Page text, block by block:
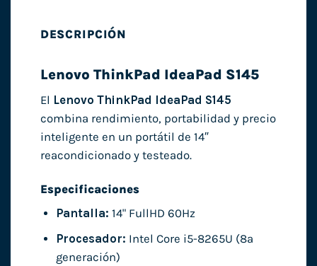
DESCRIPCIÓN
Lenovo ThinkPad IdeaPad S145
El Lenovo ThinkPad IdeaPad S145
combina rendimiento, portabilidad y precio
inteligente en un portátil de 14″
reacondicionado y testeado.
Especificaciones
Pantalla: 14" FullHD 60Hz
Procesador: Intel Core i5-8265U (8ª
generación)